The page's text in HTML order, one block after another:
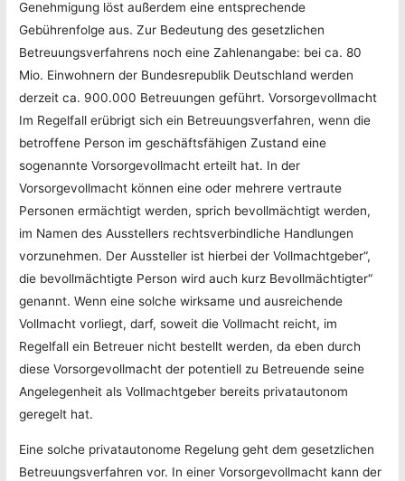
Genehmigung löst außerdem eine entsprechende
Gebührenfolge aus. Zur Bedeutung des gesetzlichen
Betreuungsverfahrens noch eine Zahlenangabe: bei ca. 80
Mio. Einwohnern der Bundesrepublik Deutschland werden
derzeit ca. 900.000 Betreuungen geführt. Vorsorgevollmacht
Im Regelfall erübrigt sich ein Betreuungsverfahren, wenn die
betroffene Person im geschäftsfähigen Zustand eine
sogenannte Vorsorgevollmacht erteilt hat. In der
Vorsorgevollmacht können eine oder mehrere vertraute
Personen ermächtigt werden, sprich bevollmächtigt werden,
im Namen des Ausstellers rechtsverbindliche Handlungen
vorzunehmen. Der Aussteller ist hierbei der Vollmachtgeber“,
die bevollmächtigte Person wird auch kurz Bevollmächtigter“
genannt. Wenn eine solche wirksame und ausreichende
Vollmacht vorliegt, darf, soweit die Vollmacht reicht, im
Regelfall ein Betreuer nicht bestellt werden, da eben durch
diese Vorsorgevollmacht der potentiell zu Betreuende seine
Angelegenheit als Vollmachtgeber bereits privatautonom
geregelt hat.
Eine solche privatautonome Regelung geht dem gesetzlichen
Betreuungsverfahren vor. In einer Vorsorgevollmacht kann der